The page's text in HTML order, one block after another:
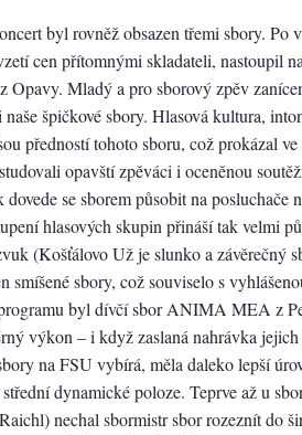
byl rovněž obsazen třemi sbory. Po
cen přítomnými skladateli, nastoupil
Mladý a pro sborový zpěv
špičkové sbory. Hlasová kultura,
předností tohoto sboru, což prokázal
opavští zpěváci i oceněnou
se sborem působit na posluchače
hlasových skupin přináší tak velmi
(Košťálovo Už je slunko a závěrečný
sbory, což souviselo s
byl dívčí sbor ANIMA MEA z
výkon – i když zaslaná nahrávka
na FSU vybírá, měla daleko lepší
dynamické poloze. Teprve až u
nechal sbormistr sbor rozeznít do